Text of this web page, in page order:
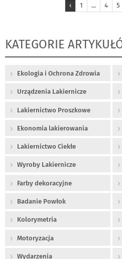
‹ 1 ... 4 5
KATEGORIE
Ekologia i Ochrona Zdrowia
Urządzenia Lakiernicze
Lakiernictwo Proszkowe
Ekonomia lakierowania
Lakiernictwo Ciekłe
Wyroby Lakiernicze
Farby dekoracyjne
Badanie Powłok
Kolorymetria
Motoryzacja
Wydarzenia